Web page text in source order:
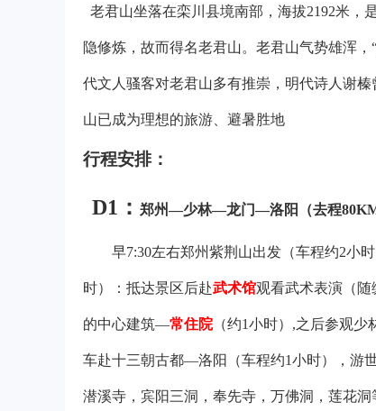
老君山坐落在栾川县境南部，海拔2192米，
隐修炼，故而得名老君山。老君山气势雄浑
代文人骚客对老君山多有推崇，明代诗人谢
山已成为理想的旅游、避暑胜地
行程安排：
D1 ： 郑州—少林—龙门—洛阳（去程
早7:30左右郑州紫荆山出发（车程约2小
时）：抵达景区后赴武术馆观看武术表演（
的中心建筑—常住院（约1小时）,之后参观少
车赴十三朝古都—洛阳（车程约1小时），游
潜溪寺，宾阳三洞，奉先寺，万佛洞，莲花洞